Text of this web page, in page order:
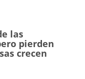
las
pierden
crecen